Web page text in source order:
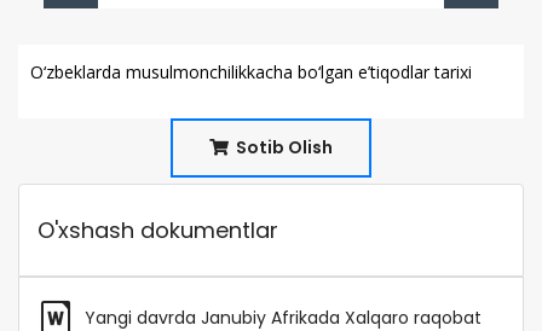
О‘zbeklarda musulmonchilikkacha bо‘lgan e’tiqodlar tarixi
Sotib Olish
O'xshash dokumentlar
Yangi davrda Janubiy Afrikada Xalqaro raqobat